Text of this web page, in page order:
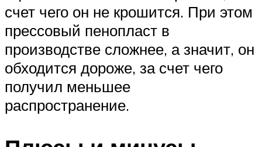
счет чего он не крошится. При этом
прессовый пенопласт в
производстве сложнее, а значит, он
обходится дороже, за счет чего
получил меньшее
распространение.